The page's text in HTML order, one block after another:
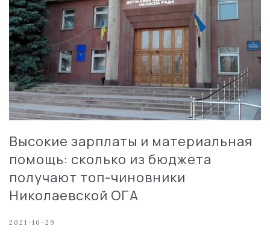
Высокие зарплаты и материальная
помощь: сколько из бюджета
получают топ-чиновники
Николаевской ОГА
2021-10-29